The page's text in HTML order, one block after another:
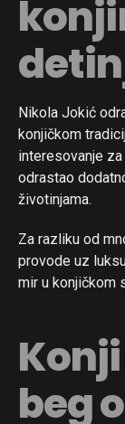
Nikola Jokić
konjičkom
interesovanje
odrastao
životinjama.
Za razliku od
provode uz
mir u konjičkom
beg